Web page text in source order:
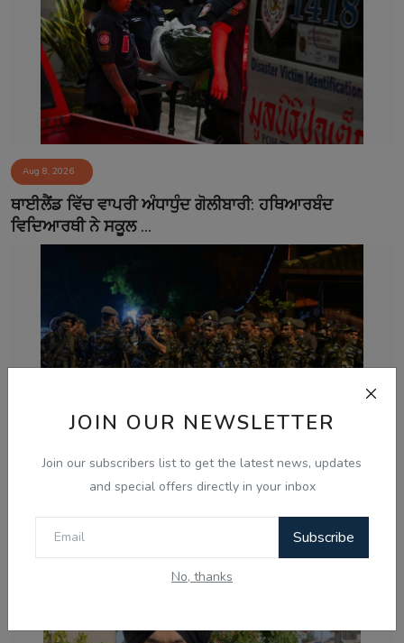
JOIN OUR NEWSLETTER
Join our subscribers list to get the latest news, updates
and special offers directly in your inbox
Subscribe
No, thanks
Aug 8, 2026
ਥਾਈਲੈਂਡ ਵਿੱਚ ਵਾਪਰੀ ਅੰਧਾਧੁੰਦ ਗੋਲੀਬਾਰੀ: ਹਥਿਆਰਬੰਦ
ਵਿਦਿਆਰਥੀ ਨੇ ਸਕੂਲ ...
ਸ੍ਰੀਲੰਕਾ ਦੀਆਂ ਦੋ ਜੇਲ੍ਹਾਂ ਵਿੱਚ ਭੜਕੀ ਹਿੰਸਾ, 3 ਕੈਦੀਆਂ ਦੀ ਮੌਤ
ਅਤੇ 23...